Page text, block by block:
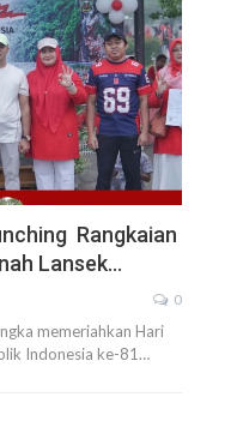
Rangkaian
Lansek…
0
memeriahkan Hari
Indonesia ke-81…